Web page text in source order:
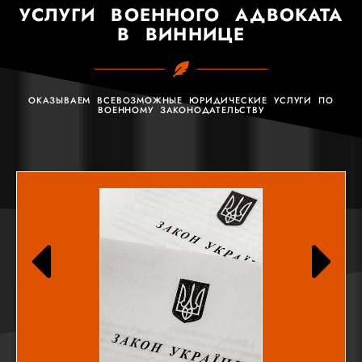
УСЛУГИ ВОЕННОГО АДВОКАТА
В ВИННИЦЕ
ОКАЗЫВАЕМ ВСЕВОЗМОЖНЫЕ ЮРИДИЧЕСКИЕ УСЛУГИ ПО
ВОЕННОМУ ЗАКОНОДАТЕЛЬСТВУ